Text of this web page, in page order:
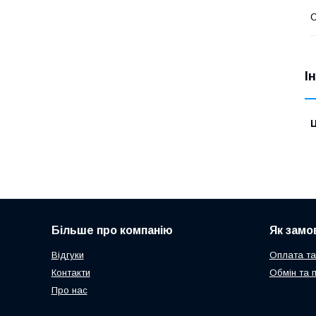
Більше про компанію
Відгуки
Контакти
Про нас
Як
Оплата
Обмін та